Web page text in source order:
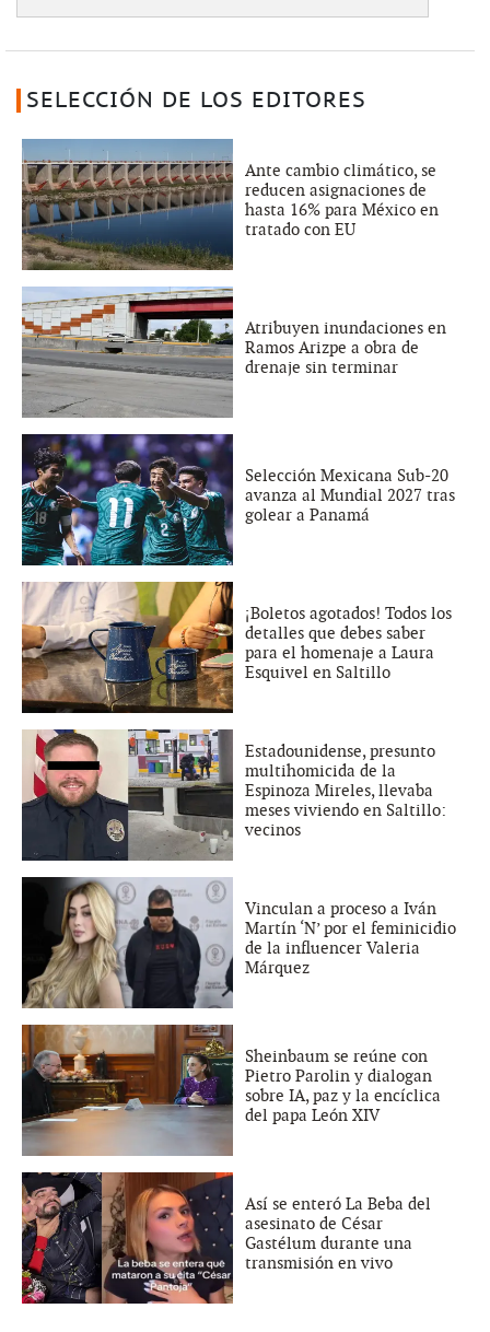
SELECCIÓN DE LOS EDITORES
Ante cambio climático, se
reducen asignaciones de
hasta 16% para México en
tratado con EU
Atribuyen inundaciones en
Ramos Arizpe a obra de
drenaje sin terminar
Selección Mexicana Sub-20
avanza al Mundial 2027 tras
golear a Panamá
¡Boletos agotados! Todos los
detalles que debes saber
para el homenaje a Laura
Esquivel en Saltillo
Estadounidense, presunto
multihomicida de la
Espinoza Mireles, llevaba
meses viviendo en Saltillo:
vecinos
Vinculan a proceso a Iván
Martín ‘N’ por el feminicidio
de la influencer Valeria
Márquez
Sheinbaum se reúne con
Pietro Parolin y dialogan
sobre IA, paz y la encíclica
del papa León XIV
Así se enteró La Beba del
asesinato de César
Gastélum durante una
transmisión en vivo